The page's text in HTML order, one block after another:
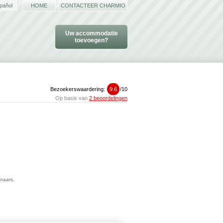
Uw accommodatie
toevoegen?
HOME CONTACTEER CHARMIO
Bezoekerswaardering: 9.6 /10
Op basis van 2 beoordelingen